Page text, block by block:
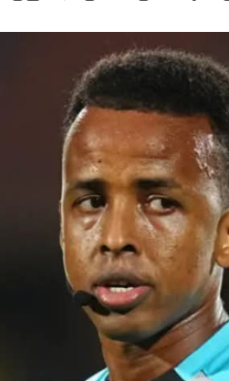
ကို ဘယ်လို အကြောင်းကြောင့် ပြည်
အမေရိကန်သို့ လာခွင့် ပိတ်ပင်ထားတဲ့
ား ပြုလုပ်ပြီးနောက် ဖီဖာဟာ အာ
နမှ စီနီယာအကြံပေးကလည်း အာ
အမေရိကန်က ငြင်းပယ်ခဲ့ကြောင်း ဆို
လာရေးတွင် အခက်အခဲများ ကြုံရ
ရက်နေ့အထိ ကနေဒါ၊ မက္ကဆီကို၊
င်ပါတယ်။
ကြီးဖြစ်လာသူ ဖြစ်ပြီး အာဖရိ